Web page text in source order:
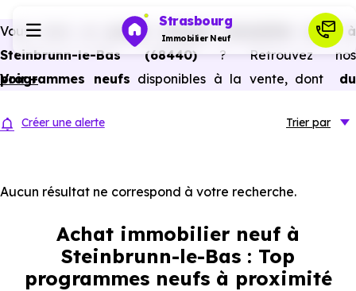
Strasbourg
Immobilier Neuf
Investir
Actualités
Vous avez un
projet d’achat immobilier neuf à
Steinbrunn-le-Bas (68440)? Retrouvez nos
programmes neufs disponibles à la vente, dont
du
frais d’agence.
à Steinbrunn-le-Bas (68440), vous pouvez aussi
dans certains cas, frais de notaire réduits, bonnes
performances énergétiques, garanties constructeur, etc.
Voir +
Créer une alerte Trier par
Aucun résultat ne correspond à votre recherche.
Achat immobilier neuf à
Steinbrunn-le-Bas : Top
programmes neufs à proximité